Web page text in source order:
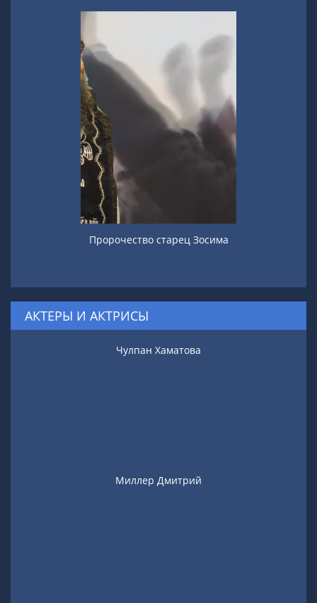
Пророчество старец Зосима
АКТЕРЫ И АКТРИСЫ
Чулпан Хаматова
Миллер Дмитрий